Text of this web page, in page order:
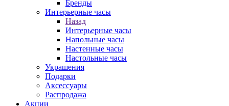
Бренды
Интерьерные часы
Назад
Интерьерные часы
Напольные часы
Настенные часы
Настольные часы
Украшения
Подарки
Аксессуары
Распродажа
Акции